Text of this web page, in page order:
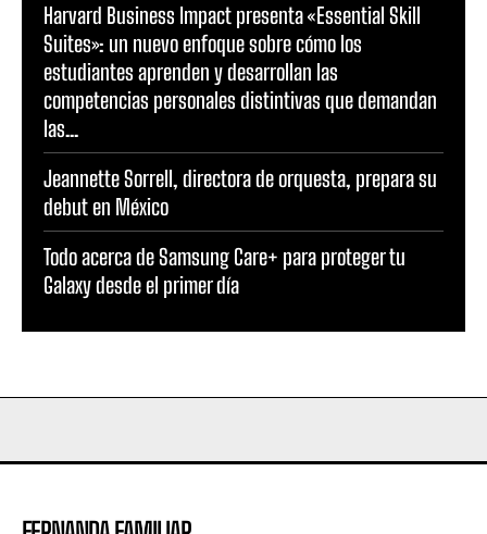
Harvard Business Impact presenta «Essential Skill
Suites»: un nuevo enfoque sobre cómo los
estudiantes aprenden y desarrollan las
competencias personales distintivas que demandan
las...
Jeannette Sorrell, directora de orquesta, prepara su
debut en México
Todo acerca de Samsung Care+ para proteger tu
Galaxy desde el primer día